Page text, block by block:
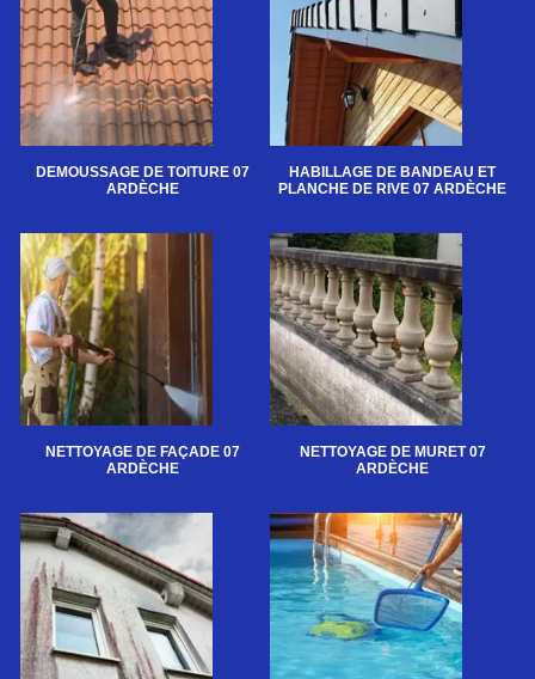
DEMOUSSAGE DE TOITURE 07
ARDÈCHE
HABILLAGE DE BANDEAU ET
PLANCHE DE RIVE 07 ARDÈCHE
NETTOYAGE DE FAÇADE 07
ARDÈCHE
NETTOYAGE DE MURET 07
ARDÈCHE